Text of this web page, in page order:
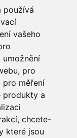
používá
vašeho
umožnění
, pro
pro měření
produkty a
, chcete-
které jsou